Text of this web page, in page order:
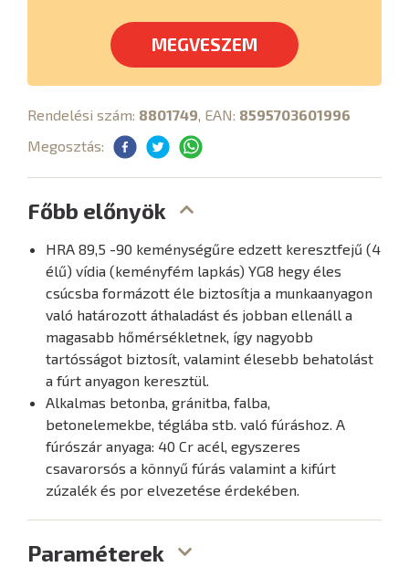
MEGVESZEM
Rendelési szám: 8801749 , EAN: 8595703601996
Megosztás:
Főbb előnyök
HRA 89,5 -90 keménységűre edzett keresztfejű (4
élű) vídia (keményfém lapkás) YG8 hegy éles
csúcsba formázott éle biztosítja a munkaanyagon
való határozott áthaladást és jobban ellenáll a
magasabb hőmérsékletnek, így nagyobb
tartósságot biztosít, valamint élesebb behatolást
a fúrt anyagon keresztül.
Alkalmas betonba, gránitba, falba,
betonelemekbe, téglába stb. való fúráshoz. A
fúrószár anyaga: 40 Cr acél, egyszeres
csavarorsós a könnyű fúrás valamint a kifúrt
zúzalék és por elvezetése érdekében.
Paraméterek